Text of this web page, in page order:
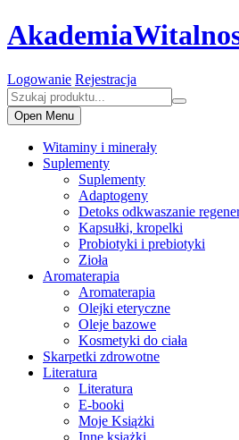
Logowanie Rejestracja
Open Menu
Witaminy i minerały
Suplementy
Suplementy
Adaptogeny
Detoks odkwaszanie
Kapsułki, kropelki
Probiotyki i prebiotyki
Zioła
Aromaterapia
Aromaterapia
Olejki eteryczne
Oleje bazowe
Kosmetyki do ciała
Skarpetki zdrowotne
Literatura
Literatura
E-booki
Moje Książki
Inne książki